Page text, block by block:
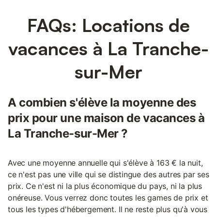
FAQs: Locations de
vacances à La Tranche-
sur-Mer
A combien s'élève la moyenne des
prix pour une maison de vacances à
La Tranche-sur-Mer ?
Avec une moyenne annuelle qui s'élève à 163 € la nuit,
ce n'est pas une ville qui se distingue des autres par ses
prix. Ce n'est ni la plus économique du pays, ni la plus
onéreuse. Vous verrez donc toutes les games de prix et
tous les types d'hébergement. Il ne reste plus qu'à vous